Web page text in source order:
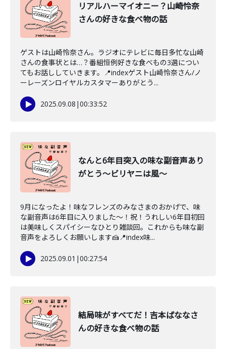
リアルハーマイオニー？山崎怜奈
さんの好きな食べ物の話
ゲストは山崎怜奈さん。ラジオにテレビに毎日多忙な山崎
さんの食事状とは…？番組恒例好きな食べもの3選につい
てもお話ししていきます。📍indexゲスト山崎怜奈さん/ノ
ーレーズンロイヤルカスタマーありがとう...
2025.09.08 |00:33:52
なんと6年目突入の味な副音声あり
がとう〜ビリヤニは風〜
9月になったよ！味なフレンズのみなさまのおかげで、味
な副音声は6年目に入りました〜！祝！うれしい6年目初回
は美味しくスパイシーなひとり雑談回。これからも味な副
音声をよろしくお願いします🍰📍index味...
2025.09.01 |00:27:54
結局味がすべてだ！吉本ばななさ
んの好きな食べ物の話